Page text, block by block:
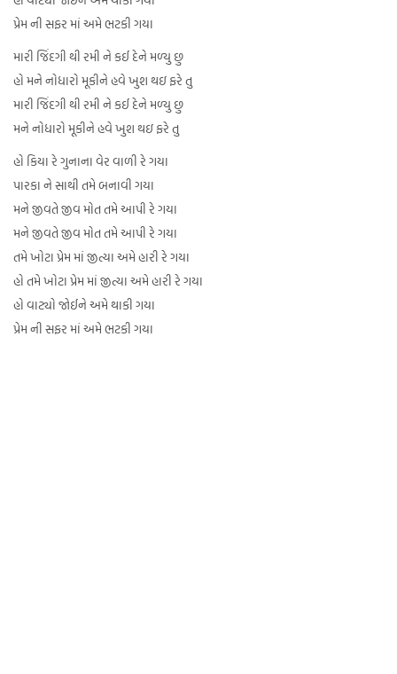
પ્રેમ ની સફર માં અમે ભટકી ગયા
મારી જિંદગી થી રમી ને કઈ દેને મળ્યુ છુ
હો મને નોધારો મૂકીને હવે ખુશ થઇ ફરે તુ
મારી જિંદગી થી રમી ને કઈ દેને મળ્યુ છુ
મને નોધારો મૂકીને હવે ખુશ થઇ ફરે તુ
હો કિયા રે ગુનાના વેર વાળી રે ગયા
પારકા ને સાથી તમે બનાવી ગયા
મને જીવતે જીવ મોત તમે આપી રે ગયા
મને જીવતે જીવ મોત તમે આપી રે ગયા
તમે ખોટા પ્રેમ માં જીત્યા અમે હારી રે ગયા
હો તમે ખોટા પ્રેમ માં જીત્યા અમે હારી રે ગયા
હો વાટ્યો જોઈને અમે થાકી ગયા
પ્રેમ ની સફર માં અમે ભટકી ગયા